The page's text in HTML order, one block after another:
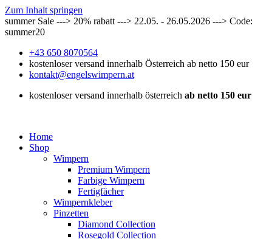
Zum Inhalt springen
summer Sale ---> 20% rabatt ---> 22.05. - 26.05.2026 ---> Code:
summer20
+43 650 8070564
kostenloser versand innerhalb Österreich ab netto 150 eur
kontakt@engelswimpern.at
kostenloser versand innerhalb österreich ab netto 150 eur
Home
Shop
Wimpern
Premium Wimpern
Farbige Wimpern
Fertigfächer
Wimpernkleber
Pinzetten
Diamond Collection
Rosegold Collection